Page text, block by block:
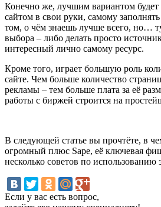
Конечно же, лучшим вариантом будет
сайтом в свои руки, самому
том, о чём знаешь лучше всего, но…
выбора – либо делать просто
интересный лично самому ресурс.
Кроме того, играет большую роль
сайте. Чем больше количество
рекламы – тем больше плата за её
работы с биржей строится на
В следующей статье вы прочтёте, в
огромный плюс Sape, её ключевая
несколько советов по использованию
Если у вас есть вопрос,